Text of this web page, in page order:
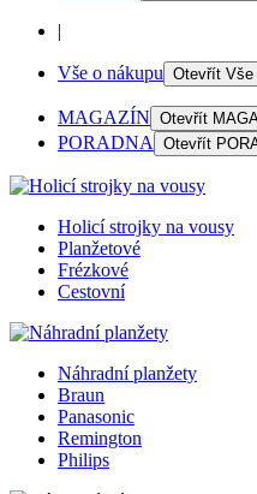
|
Vše o nákupu Otevřít Vše
MAGAZÍN Otevřít
PORADNA Otevřít
Holicí strojky na vousy
Planžetové
Frézkové
Cestovní
Náhradní planžety
Braun
Panasonic
Remington
Philips